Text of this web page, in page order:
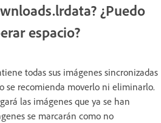
¿Puedo
espacio?
todas sus imágenes sincronizadas
se recomienda moverlo ni eliminarlo.
las imágenes que ya se han
se marcarán como no